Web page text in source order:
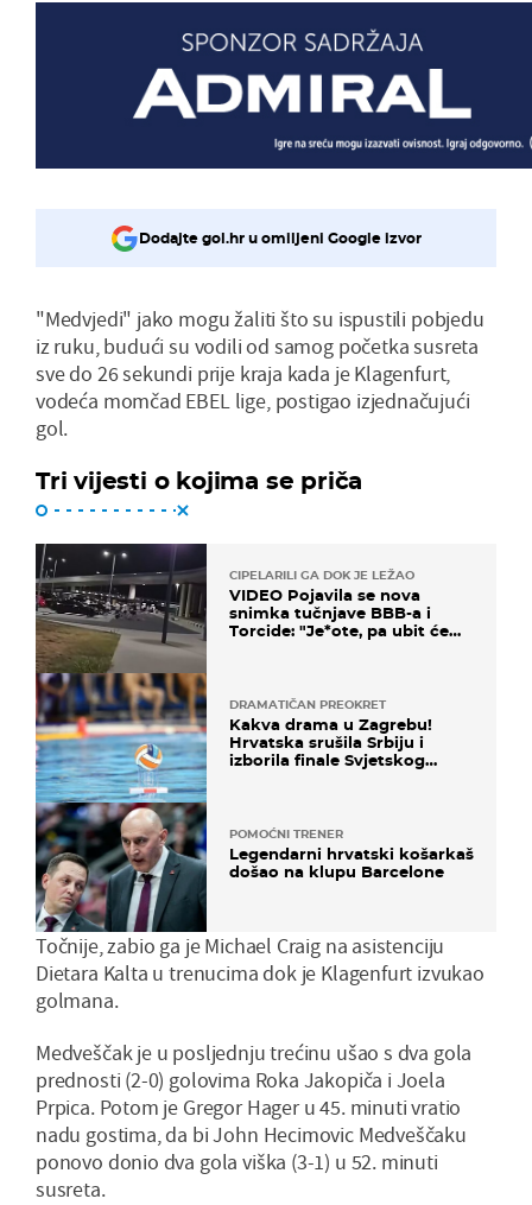
Dodajte gol.hr u omiljeni Google izvor
"Medvjedi" jako mogu žaliti što su ispustili pobjedu
iz ruku, budući su vodili od samog početka susreta
sve do 26 sekundi prije kraja kada je Klagenfurt,
vodeća momčad EBEL lige, postigao izjednačujući
gol.
Tri vijesti o kojima se priča
CIPELARILI GA DOK JE LEŽAO
VIDEO Pojavila se nova
snimka tučnjave BBB-a i
Torcide: "Je*ote, pa ubit će
DRAMATIČAN PREOKRET
Kakva drama u Zagrebu!
Hrvatska srušila Srbiju i
izborila finale Svjetskog
POMOĆNI TRENER
Legendarni hrvatski košarkaš
došao na klupu Barcelone
Točnije, zabio ga je Michael Craig na asistenciju
Dietara Kalta u trenucima dok je Klagenfurt izvukao
golmana.
Medveščak je u posljednju trećinu ušao s dva gola
prednosti (2-0) golovima Roka Jakopiča i Joela
Prpica. Potom je Gregor Hager u 45. minuti vratio
nadu gostima, da bi John Hecimovic Medveščaku
ponovo donio dva gola viška (3-1) u 52. minuti
susreta.